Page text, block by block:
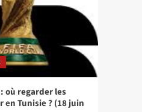
où regarder les
en Tunisie ? (18 juin